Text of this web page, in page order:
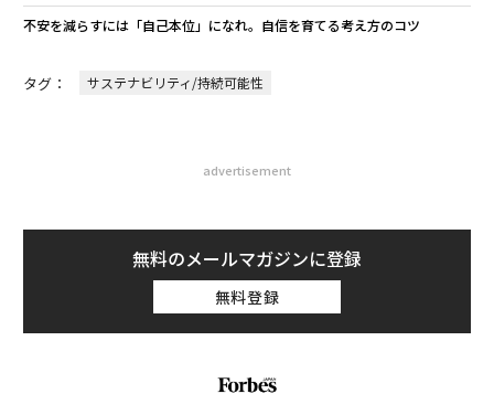
不安を減らすには「自己本位」になれ。自信を育てる考え方のコツ
タグ： サステナビリティ/持続可能性
advertisement
無料のメールマガジンに登録
無料登録